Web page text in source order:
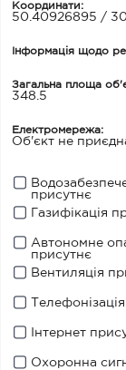
Координати:
50.40926895 /
Інформація щодо
Загальна площа
348.5
Електромережа:
Об'єкт не
присутнє
Газифікація
Автономне
присутнє
Вентиляція
Інтернет
Охоронна